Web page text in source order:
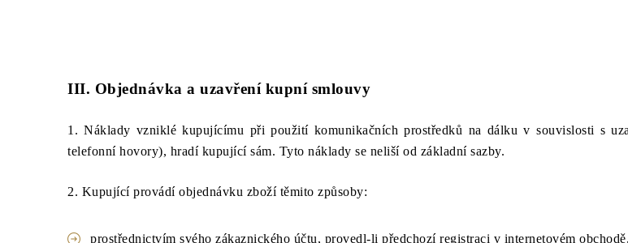
III. Objednávka a uzavření kupní smlouvy
1. Náklady vzniklé kupujícímu při použití komunikačních prostředků na dálku v souvislosti s
telefonní hovory), hradí kupující sám. Tyto náklady se neliší od základní sazby.
2. Kupující provádí objednávku zboží těmito způsoby:
prostřednictvím svého zákaznického účtu, provedl-li předchozí registraci v internetovém obchodě,